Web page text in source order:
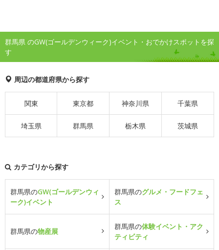
群馬県 のGW(ゴールデンウィーク)イベント・おでかけスポットを探
す
周辺の都道府県から探す
関東 東京都 神奈川県 千葉県
埼玉県 群馬県 栃木県 茨城県
カテゴリから探す
群馬県のGW(ゴールデンウィ
ーク)イベント
群馬県のグルメ・フードフェ
ス
群馬県の物産展
群馬県の体験イベント・アク
ティビティ